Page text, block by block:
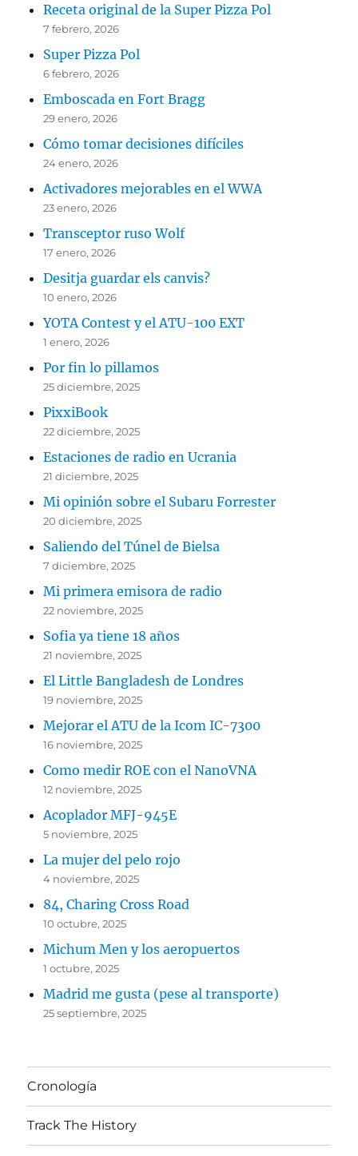
Receta original de la Super Pizza Pol
7 febrero, 2026
Super Pizza Pol
6 febrero, 2026
Emboscada en Fort Bragg
29 enero, 2026
Cómo tomar decisiones difíciles
24 enero, 2026
Activadores mejorables en el WWA
23 enero, 2026
Transceptor ruso Wolf
17 enero, 2026
Desitja guardar els canvis?
10 enero, 2026
YOTA Contest y el ATU-100 EXT
1 enero, 2026
Por fin lo pillamos
25 diciembre, 2025
PixxiBook
22 diciembre, 2025
Estaciones de radio en Ucrania
21 diciembre, 2025
Mi opinión sobre el Subaru Forrester
20 diciembre, 2025
Saliendo del Túnel de Bielsa
7 diciembre, 2025
Mi primera emisora de radio
22 noviembre, 2025
Sofia ya tiene 18 años
21 noviembre, 2025
El Little Bangladesh de Londres
19 noviembre, 2025
Mejorar el ATU de la Icom IC-7300
16 noviembre, 2025
Como medir ROE con el NanoVNA
12 noviembre, 2025
Acoplador MFJ-945E
5 noviembre, 2025
La mujer del pelo rojo
4 noviembre, 2025
84, Charing Cross Road
10 octubre, 2025
Michum Men y los aeropuertos
1 octubre, 2025
Madrid me gusta (pese al transporte)
25 septiembre, 2025
Cronología
Track The History